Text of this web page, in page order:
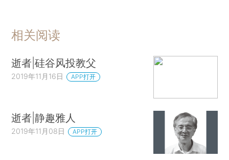
相关阅读
逝者|硅谷风投教父
2019年11月16日 APP打开
逝者|静趣雅人
2019年11月08日 APP打开